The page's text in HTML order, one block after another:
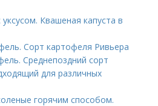
уксусом. Квашеная капуста в
Сорт картофеля Ривьера
Среднепоздний сорт
для различных
горячим способом.